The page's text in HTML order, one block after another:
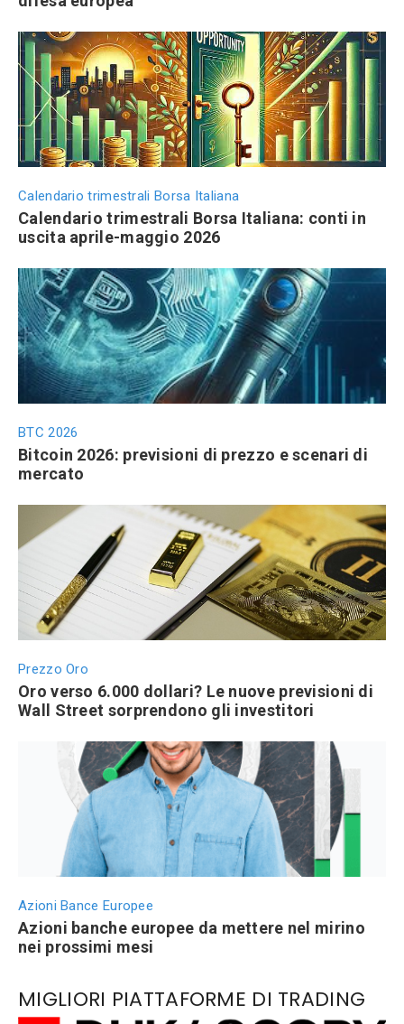
Calendario trimestrali Borsa Italiana
Calendario trimestrali Borsa Italiana: conti in
uscita aprile-maggio 2026
BTC 2026
Bitcoin 2026: previsioni di prezzo e scenari di
mercato
Prezzo Oro
Oro verso 6.000 dollari? Le nuove previsioni di
Wall Street sorprendono gli investitori
Azioni Bance Europee
Azioni banche europee da mettere nel mirino
nei prossimi mesi
MIGLIORI PIATTAFORME DI TRADING